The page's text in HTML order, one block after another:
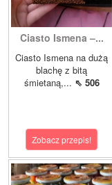
Ciasto Ismena –...
Ciasto Ismena na dużą
blachę z bitą
śmietaną,... ⇖ 506
Zobacz przepis!